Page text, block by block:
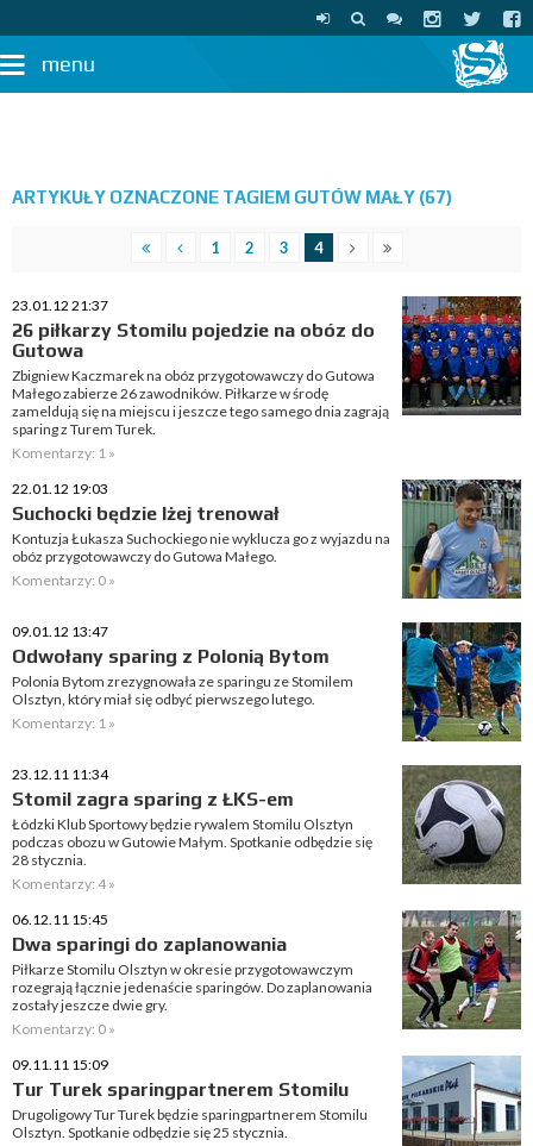
menu
ARTYKUŁY OZNACZONE TAGIEM GUTÓW MAŁY (67)
1 2 3 4
23.01.12 21:37
26 piłkarzy Stomilu pojedzie na obóz do
Gutowa
Zbigniew Kaczmarek na obóz przygotowawczy do Gutowa
Małego zabierze 26 zawodników. Piłkarze w środę
zameldują się na miejscu i jeszcze tego samego dnia zagrają
sparing z Turem Turek.
Komentarzy: 1 »
22.01.12 19:03
Suchocki będzie lżej trenował
Kontuzja Łukasza Suchockiego nie wyklucza go z wyjazdu na
obóz przygotowawczy do Gutowa Małego.
Komentarzy: 0 »
09.01.12 13:47
Odwołany sparing z Polonią Bytom
Polonia Bytom zrezygnowała ze sparingu ze Stomilem
Olsztyn, który miał się odbyć pierwszego lutego.
Komentarzy: 1 »
23.12.11 11:34
Stomil zagra sparing z ŁKS-em
Łódzki Klub Sportowy będzie rywalem Stomilu Olsztyn
podczas obozu w Gutowie Małym. Spotkanie odbędzie się
28 stycznia.
Komentarzy: 4 »
06.12.11 15:45
Dwa sparingi do zaplanowania
Piłkarze Stomilu Olsztyn w okresie przygotowawczym
rozegrają łącznie jedenaście sparingów. Do zaplanowania
zostały jeszcze dwie gry.
Komentarzy: 0 »
09.11.11 15:09
Tur Turek sparingpartnerem Stomilu
Drugoligowy Tur Turek będzie sparingpartnerem Stomilu
Olsztyn. Spotkanie odbędzie się 25 stycznia.